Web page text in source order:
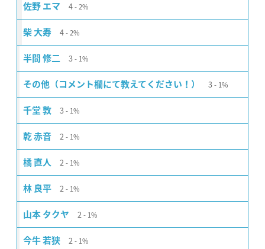
佐野 エマ 4 2%
柴 大寿 4 2%
半間 修二 3 1%
その他（コメント欄にて教えてください！） 3 1%
千堂 敦 3 1%
乾 赤音 2 1%
橘 直人 2 1%
林 良平 2 1%
山本 タクヤ 2 1%
今牛 若狭 2 1%